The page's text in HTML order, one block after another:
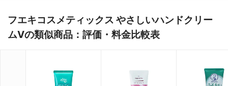
フエキコスメティックス やさしいハンドクリー
ムVの類似商品：評価・料金比較表